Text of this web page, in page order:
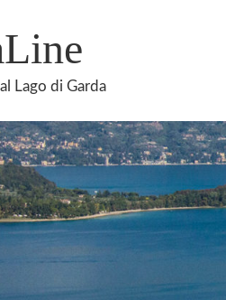
Lago di Garda